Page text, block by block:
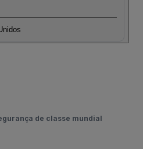
de classe mundial